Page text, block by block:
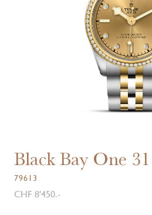
Black Bay One
79613
CHF 8'450.-